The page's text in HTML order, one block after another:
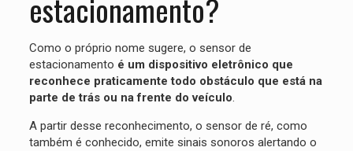
estacionamento?
Como o próprio nome sugere, o sensor de
estacionamento é um dispositivo eletrônico que
reconhece praticamente todo obstáculo que está na
parte de trás ou na frente do veículo.
A partir desse reconhecimento, o sensor de ré, como
também é conhecido, emite sinais sonoros alertando o